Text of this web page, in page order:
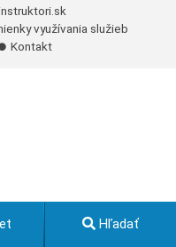
využívania služieb
Kontakt
Hľadať